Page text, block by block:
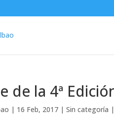
de la 4ª
| 16 Feb, 2017 |Sin categoría